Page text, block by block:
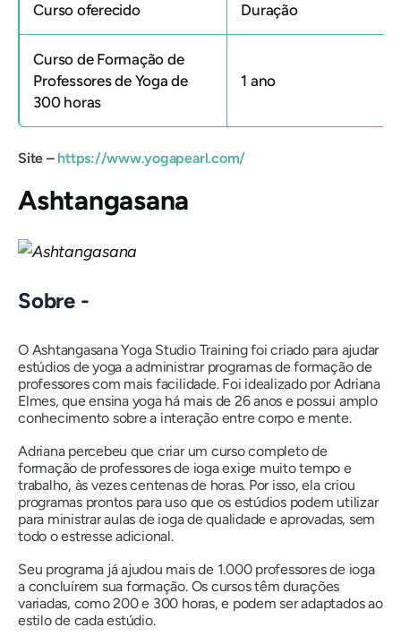
Curso oferecido Duração
Curso de Formação de
Professores de Yoga de
300 horas
1 ano
Site – https://www.yogapearl.com/
Ashtangasana
Sobre -
O Ashtangasana Yoga Studio Training foi criado para ajudar
estúdios de yoga a administrar programas de formação de
professores com mais facilidade. Foi idealizado por Adriana
Elmes, que ensina yoga há mais de 26 anos e possui amplo
conhecimento sobre a interação entre corpo e mente.
Adriana percebeu que criar um curso completo de
formação de professores de ioga exige muito tempo e
trabalho, às vezes centenas de horas. Por isso, ela criou
programas prontos para uso que os estúdios podem utilizar
para ministrar aulas de ioga de qualidade e aprovadas, sem
todo o estresse adicional.
Seu programa já ajudou mais de 1.000 professores de ioga
a concluírem sua formação. Os cursos têm durações
variadas, como 200 e 300 horas, e podem ser adaptados ao
estilo de cada estúdio.